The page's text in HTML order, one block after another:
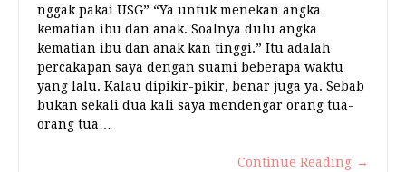
nggak pakai USG” “Ya untuk menekan angka
kematian ibu dan anak. Soalnya dulu angka
kematian ibu dan anak kan tinggi.” Itu adalah
percakapan saya dengan suami beberapa waktu
yang lalu. Kalau dipikir-pikir, benar juga ya. Sebab
bukan sekali dua kali saya mendengar orang tua-
orang tua…
Continue Reading →